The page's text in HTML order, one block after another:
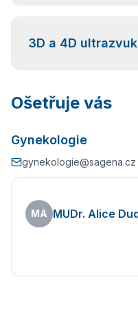
placenty.
3D a 4D ultrazvuk
3D i 4D ultrazvukové
vyhotovení fotografie
Ošetřuje vás
Gynekologie
gynekologie@sagena.cz
MA MUDr. Alice